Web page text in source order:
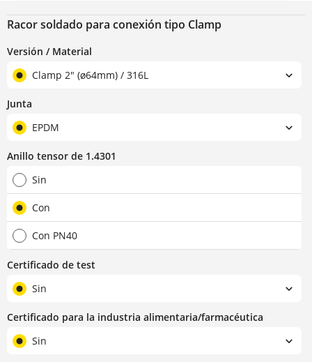
Racor soldado para conexión tipo Clamp
Versión / Material
Clamp 2" (ø64mm) / 316L
Junta
EPDM
Anillo tensor de 1.4301
Sin
Con
Con PN40
Certificado de test
Sin
Certificado para la industria alimentaria/farmacéutica
Sin